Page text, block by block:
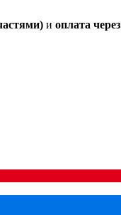
и оплата